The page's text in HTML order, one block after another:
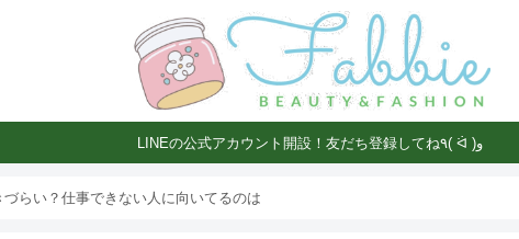
LINEの公式アカウント開設！友だち登録してね٩( ᐛ )و
らい？仕事できない人に向いてるのは